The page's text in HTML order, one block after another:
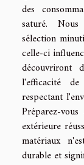
des
saturé.
sélection
celle-ci
découvriront
l'efficacité
respectant
Préparez-
extérieure
matériaux
durable et